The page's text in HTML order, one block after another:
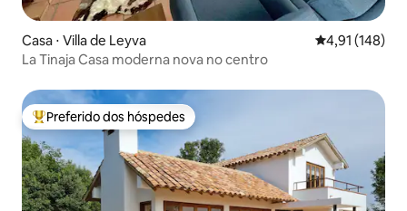
Casa ⋅ Villa de Leyva 4,91 de uma
4,91 (148)
La Tinaja Casa moderna nova no centro
Entre os melhores preferidos dos hóspedes
Preferido dos hóspedes